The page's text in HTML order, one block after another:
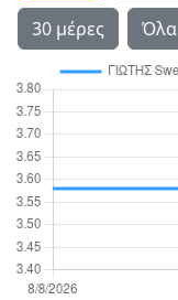
30 μέρες Όλα